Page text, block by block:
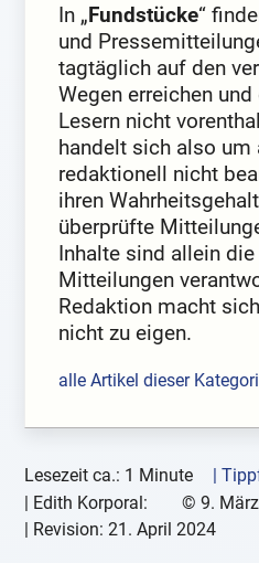
In „Fundstücke“
und
tagtäglich auf den
Wegen erreichen
Lesern nicht
handelt sich also
redaktionell nicht
ihren
überprüfte
Inhalte sind allein
Mitteilungen
Redaktion macht
nicht zu eigen.
alle Artikel dieser
Lesezeit ca.: 1 Minute
|
| Edith Korporal: © 9.
| Revision:21. April 2024